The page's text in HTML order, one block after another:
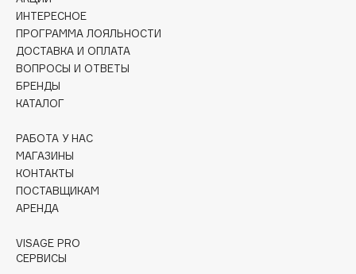
Collagenina
Consly
Corimo
CosRX
Cottolina
Cunzite
d'Alba
ИНТЕРЕСНОЕ
ПРОГРАММА ЛОЯЛЬНОСТИ
ДОСТАВКА И ОПЛАТА
ВОПРОСЫ И ОТВЕТЫ
БРЕНДЫ
КАТАЛОГ
РАБОТА У НАС
МАГАЗИНЫ
КОНТАКТЫ
ПОСТАВЩИКАМ
АРЕНДА
VISAGE PRO
СЕРВИСЫ